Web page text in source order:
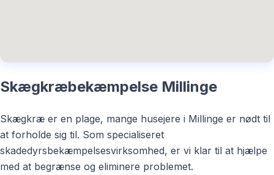
Skægkræbekæmpelse Millinge
Skægkræ er en plage, mange husejere i Millinge er nødt til
at forholde sig til. Som specialiseret
skadedyrsbekæmpelsesvirksomhed, er vi klar til at hjælpe
med at begrænse og eliminere problemet.